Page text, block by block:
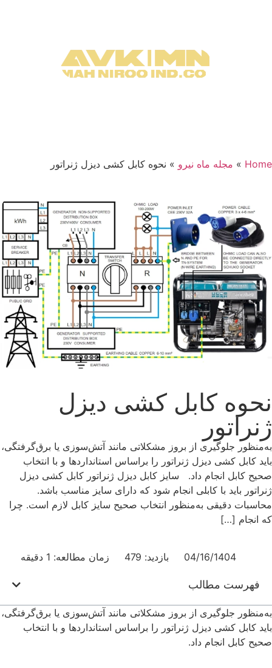
Home
» مجله ماه نیرو » نحوه کابل‌ کشی دیزل ژنراتور
نحوه کابل‌ کشی دیزل
ژنراتور
به‌منظور جلوگیری از بروز مشکلاتی مانند آتش‌سوزی یا برق‌گرفتگی،
باید کابل‌ کشی دیزل ژنراتور را براساس استانداردها و با انتخاب
صحیح کابل انجام داد. سایز کابل دیزل ژنراتور کابل‌ کشی دیزل
ژنراتور باید با کابلی انجام ‌شود که دارای سایز مناسب باشد.
محاسبات دقیقی به‌منظور انتخاب صحیح سایز کابل لازم است. چرا
که انجام […]
04/16/1404 بازدید: 479 زمان مطالعه: 1 دقیقه
فهرست مطالب
به‌منظور جلوگیری از بروز مشکلاتی مانند آتش‌سوزی یا برق‌گرفتگی،
باید کابل‌ کشی دیزل ژنراتور را براساس استانداردها و با انتخاب
صحیح کابل انجام داد.